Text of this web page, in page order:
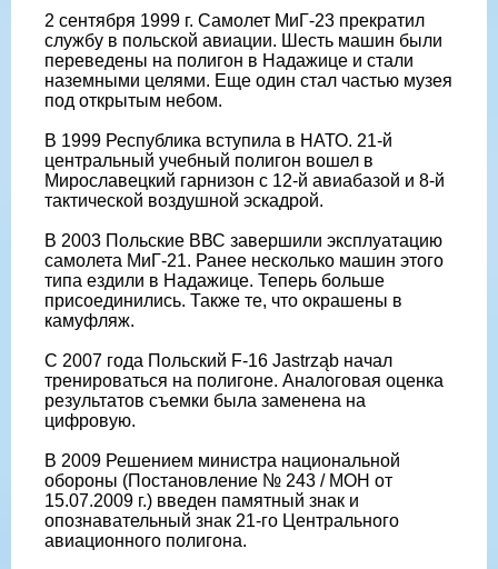
2 сентября 1999 г. Самолет МиГ-23 прекратил
службу в польской авиации. Шесть машин были
переведены на полигон в Надажице и стали
наземными целями. Еще один стал частью музея
под открытым небом.
В 1999 Республика вступила в НАТО. 21-й
центральный учебный полигон вошел в
Мирославецкий гарнизон с 12-й авиабазой и 8-й
тактической воздушной эскадрой.
В 2003 Польские ВВС завершили эксплуатацию
самолета МиГ-21. Ранее несколько машин этого
типа ездили в Надажице. Теперь больше
присоединились. Также те, что окрашены в
камуфляж.
С 2007 года Польский F-16 Jastrząb начал
тренироваться на полигоне. Аналоговая оценка
результатов съемки была заменена на
цифровую.
В 2009 Решением министра национальной
обороны (Постановление № 243 / МОН от
15.07.2009 г.) введен памятный знак и
опознавательный знак 21-го Центрального
авиационного полигона.